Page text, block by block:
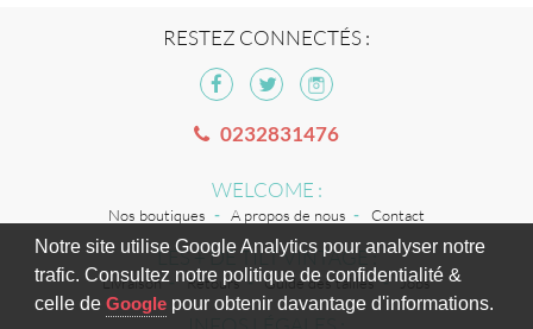
Notre site utilise Google Analytics pour analyser notre
trafic. Consultez notre politique de confidentialité &
celle de Googlepour obtenir davantage d'informations.
RESTEZ CONNECTÉS :
0232831476
WELCOME :
Nos boutiques A propos de nous Contact
LES + DE TILT VINTAGE :
Livraison Retours Guide des tailles Jobs